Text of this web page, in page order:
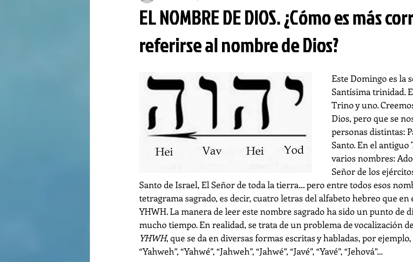
EL NOMBRE DE DIOS. ¿Cómo es más
referirse al nombre de Dios?
Este Domingo es la
Santísima trinidad.
Trino y uno.
Dios, pero que se
personas distintas:
Santo. En el
varios nombres:
Señor de los
Santo de Israel, El Señor de toda la tierra… pero entre todos esos
tetragrama sagrado, es decir, cuatro letras del alfabeto hebreo que en
YHWH. La manera de leer este nombre sagrado ha sido un punto de
mucho tiempo. En realidad, se trata de un problema de vocalización
YHWH, que se da en diversas formas escritas y habladas, por
“Yahweh”, “Yahwé”, “Jahweh”, “Jahwé”, “Javé”, “Yavé”, “Jehová”...